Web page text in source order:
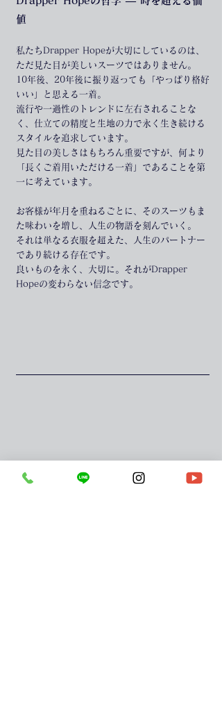
値
私たちDrapper Hopeが大切にしているのは、
ただ見た目が美しいスーツではありません。
10年後、20年後に振り返っても「やっぱり格好
いい」と思える一着。
流行や一過性のトレンドに左右されることな
く、仕立ての精度と生地の力で永く生き続ける
スタイルを追求しています。
見た目の美しさはもちろん重要ですが、何より
「長くご着用いただける一着」であることを第
一に考えています。
お客様が年月を重ねるごとに、そのスーツもま
た味わいを増し、人生の物語を刻んでいく。
それは単なる衣服を超えた、人生のパートナー
であり続ける存在です。
良いものを永く、大切に。それがDrapper
Hopeの変わらない信念です。